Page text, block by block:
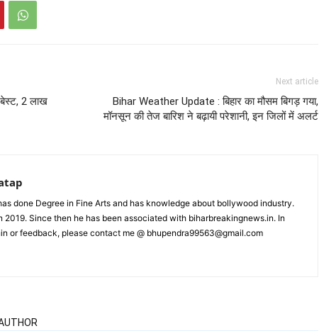
2 लाख
Next article
Bihar Weather Update : बिहार का मौसम बिगड़ गया,
मॉनसून की तेज बारिश ने बढ़ायी परेशानी, इन जिलों में अलर्ट
done Degree in Fine Arts and has knowledge about bollywood industry.
2019. Since then he has been associated with biharbreakingnews.in. In
or feedback, please contact me @ bhupendra99563@gmail.com